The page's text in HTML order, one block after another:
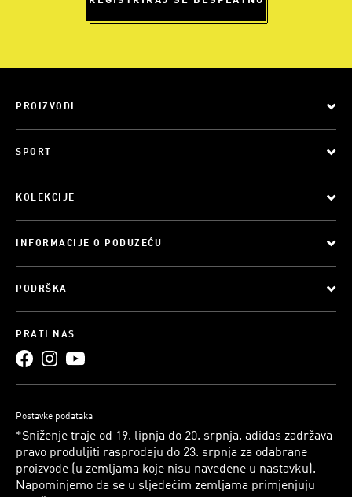
PROIZVODI
SPORT
KOLEKCIJE
INFORMACIJE O PODUZEĆU
PODRŠKA
PRATI NAS
Postavke podataka
*Sniženje traje od 19. lipnja do 20. srpnja. adidas zadržava
pravo produljiti rasprodaju do 23. srpnja za odabrane
proizvode (u zemljama koje nisu navedene u nastavku).
Napominjemo da se u sljedećim zemljama primjenjuju